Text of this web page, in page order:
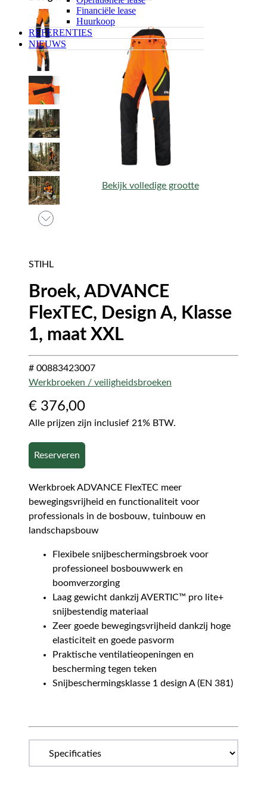
Financiële lease
Huurkoop
REFERENTIES
NIEUWS
Bekijk volledige grootte
STIHL
Broek, ADVANCE
FlexTEC, Design A, Klasse
1, maat XXL
# 00883423007
Werkbroeken / veiligheidsbroeken
€ 376,00
Alle prijzen zijn inclusief 21% BTW.
Reserveren
Werkbroek ADVANCE FlexTEC meer
bewegingsvrijheid en functionaliteit voor
professionals in de bosbouw, tuinbouw en
landschapsbouw
Flexibele snijbeschermingsbroek voor
professioneel bosbouwwerk en
boomverzorging
Laag gewicht dankzij AVERTIC™ pro lite+
snijbestendig materiaal
Zeer goede bewegingsvrijheid dankzij hoge
elasticiteit en goede pasvorm
Praktische ventilatieopeningen en
bescherming tegen teken
Snijbeschermingsklasse 1 design A (EN 381)